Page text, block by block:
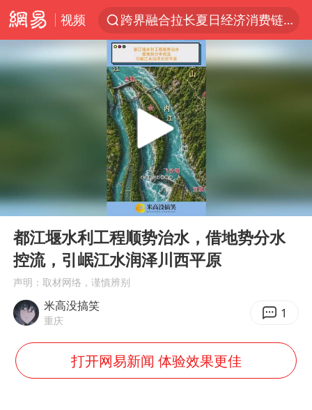
视频
跨界融合拉长夏日经济消费链条
“白海豚”逼近浙闽沿海
“伊斯兰版北约”出现
外国游客的“中国游三件套”火了
上海大部迎大暴雨
以军士兵把枪口对准中国记者
白海豚在海上打了个结
2026年7月份居民消费价格同比上涨0.5%
方桃子代言广告视频已下架
谢霆锋演唱会隔空祝王菲生日快乐
WTT横滨冠军赛女单四强国乒占三席
浙江省发出今年第2号指挥长令
Play
00:00 03:05
都江堰水利工程顺势治水，借地势分水
控流，引岷江水润泽川西平原
声明：取材网络，谨慎辨别
米高没搞笑
重庆 1
打开网易新闻 体验效果更佳